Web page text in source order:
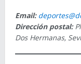
Email:
Dirección postal:
Dos Hermanas,